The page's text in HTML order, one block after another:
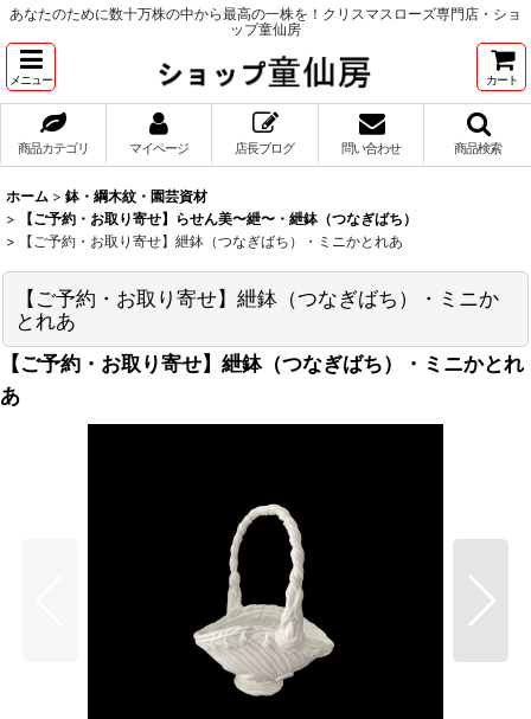
あなたのために数十万株の中から最高の一株を！クリスマスローズ専門店・ショ
ップ童仙房
メニュー カート
商品カテゴリ マイページ 店長ブログ 問い合わせ 商品検索
ホーム > 鉢・綱木紋・園芸資材
>
【ご予約・お取り寄せ】らせん美〜紲〜・紲鉢（つなぎばち）
>
【ご予約・お取り寄せ】紲鉢（つなぎばち）・ミニかとれあ
【ご予約・お取り寄せ】紲鉢（つなぎばち）・ミニか
とれあ
【ご予約・お取り寄せ】紲鉢（つなぎばち）・ミニかとれ
あ